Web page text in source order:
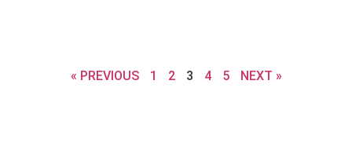
« PREVIOUS 1 2 3 4 5 NEXT »